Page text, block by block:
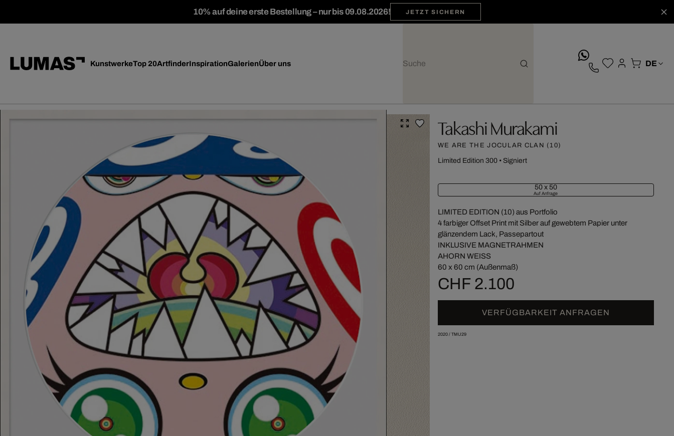
10% auf deine erste Bestellung – nur bis 09.08.2026! JETZT SICHERN
KunstwerkeTop 20ArtfinderInspirationGalerienÜber uns
Takashi Murakami
WE ARE THE JOCULAR CLAN (10)
Limited Edition 300• Signiert
50 x 50
Auf Anfrage
LIMITED EDITION (10) aus Portfolio
4 farbiger Offset Print mit Silber auf gewebtem Papier unter
glänzendem Lack, Passepartout
INKLUSIVE MAGNETRAHMEN
AHORN WEISS
60 x 60 cm (Außenmaß)
CHF 2.100
VERFÜGBARKEIT ANFRAGEN
2020/ TMU29